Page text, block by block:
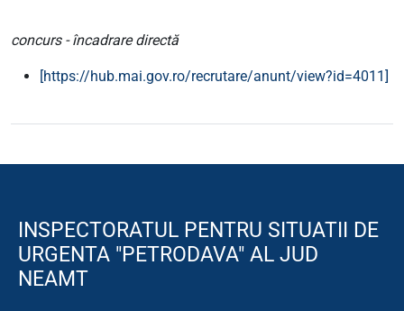
concurs - încadrare directă
[https://hub.mai.gov.ro/recrutare/anunt/view?id=4011]
INSPECTORATUL PENTRU SITUATII DE
URGENTA "PETRODAVA" AL JUD
NEAMT